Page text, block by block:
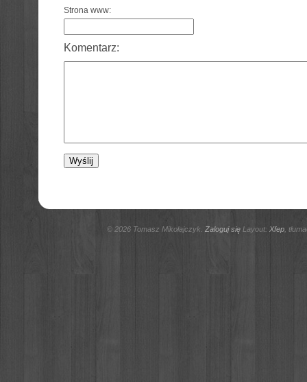
Strona www:
Komentarz:
© 2026 Tomasz Mikołajczyk. Zaloguj sięLayout: Xfep,